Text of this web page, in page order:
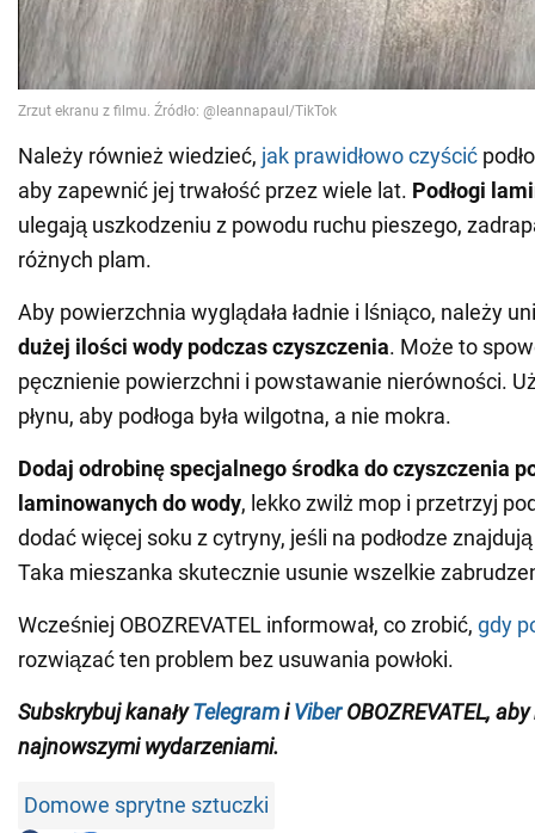
Należy również wiedzieć, jak prawidłowo czyścić
aby zapewnić jej trwałość przez wiele lat. Podłogi
ulegają uszkodzeniu z powodu ruchu pieszego,
różnych plam.
Aby powierzchnia wyglądała ładnie i lśniąco, należy
dużej ilości wody podczas czyszczenia. Może to
pęcznienie powierzchni i powstawanie nierówności.
płynu, aby podłoga była wilgotna, a nie mokra.
Dodaj odrobinę specjalnego środka do czyszczenia
laminowanych do wody, lekko zwilż mop i przetrzyj
dodać więcej soku z cytryny, jeśli na podłodze
Taka mieszanka skutecznie usunie wszelkie
Wcześniej OBOZREVATEL informował, co zrobić, gdy
rozwiązać ten problem bez usuwania powłoki.
Subskrybuj kanałyTelegramiViber OBOZREVATEL, aby
najnowszymi wydarzeniami.
Domowe sprytne sztuczki